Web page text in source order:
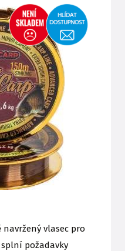
navržený vlasec pro
požadavky